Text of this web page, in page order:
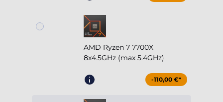
AMD Ryzen 7 7700X
8x4.5GHz (max 5.4GHz)
-110,00 €*